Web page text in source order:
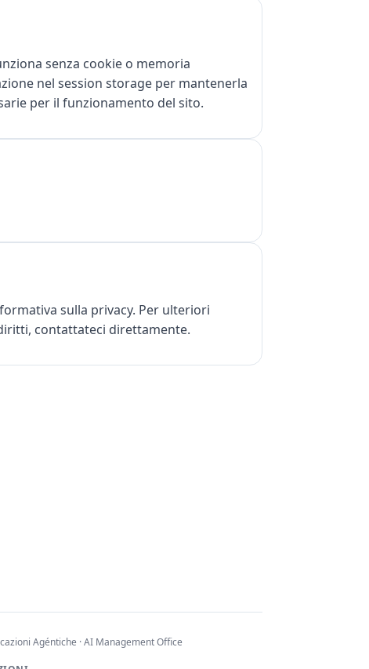
senza cookie o memoria
nel session storage per mantenerla
per il funzionamento del sito.
sulla privacy. Per ulteriori
contattateci direttamente.
Agéntiche · AI Management Office